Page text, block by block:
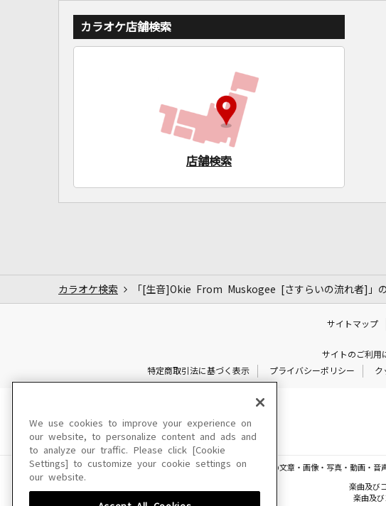
カラオケ店舗検索
店舗検索
カラオケ検索 「[生音]Okie From Muskogee [さすらいの流れ者]」
サイトマップ
サイトのご利用
特定商取引法に基づく表示
プライバシーポリシー ク
このサイトに掲載されている一切の文章・画像・写真・動画・
楽曲及び
楽曲及び
We use cookies to improve your experience on
our website, to personalize content and ads and
to analyze our traffic. Please click [Cookie
Settings] to customize your cookie settings on
our website.